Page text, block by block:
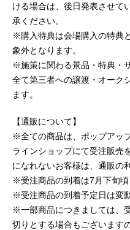
ける場合は、後日発表させて
承ください。
※購入特典は会場購入の特典
象外となります。
※施策に関わる景品・特典・
全て第三者への譲渡・オーク
ます。
【通販について】
※全ての商品は、ポップアッ
ラインショップにて受注販売
になれないお客様は、通販の
※受注商品の到着は7月下旬頃
※受注商品の到着予定日は変
※一部商品につきましては、
切りとする場合もございます